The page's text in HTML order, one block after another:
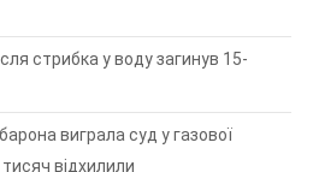
стрибка у воду загинув 15-
виграла суд у газової
відхилили